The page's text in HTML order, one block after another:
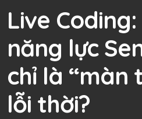
Live
năng lực
chỉ là “màn
lỗi thời?